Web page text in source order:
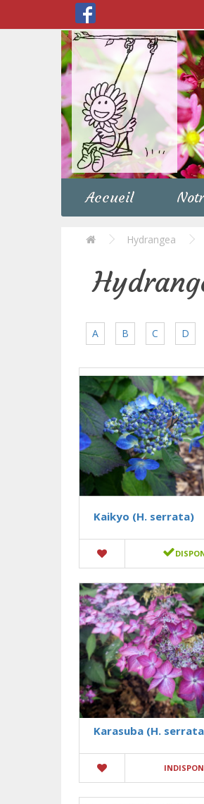
Accueil
Hydrangea
A B C D
Kaikyo (H. serrata)
Karasuba (H.